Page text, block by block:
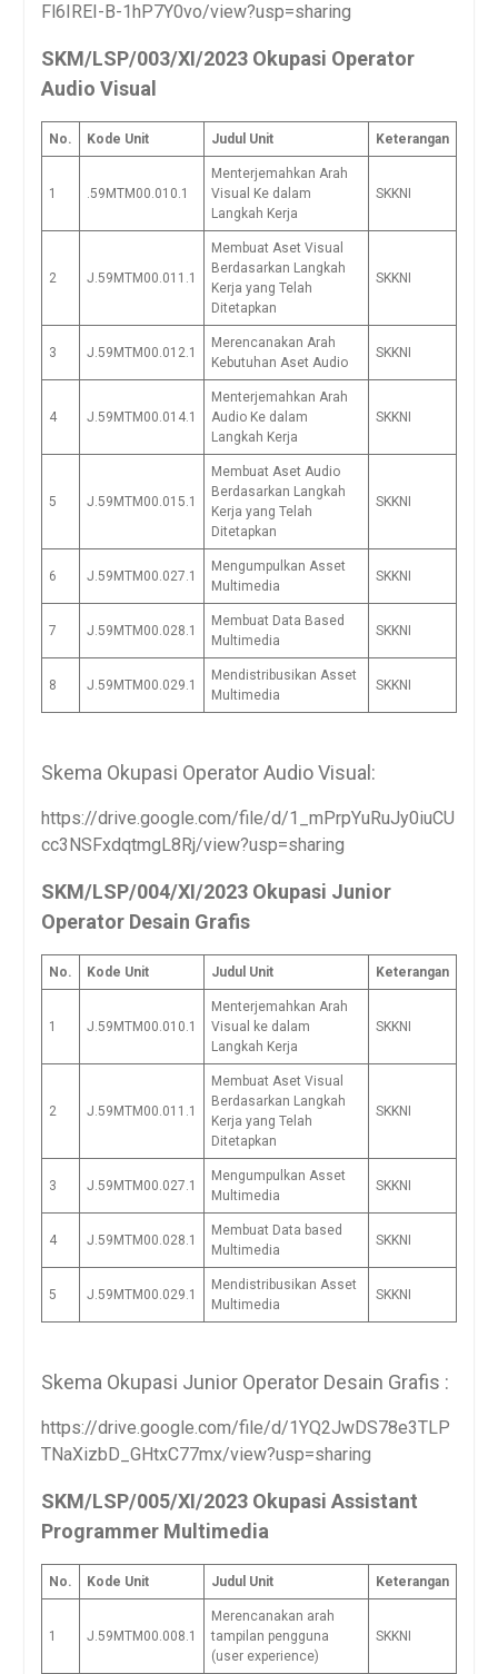
Fl6IREI-B-1hP7Y0vo/view?usp=sharing
SKM/LSP/003/XI/2023 Okupasi Operator
Audio Visual
No. Kode Unit Judul Unit Keterangan
1 .59MTM00.010.1
Menterjemahkan Arah
Visual Ke dalam
Langkah Kerja
SKKNI
2 J.59MTM00.011.1
Membuat Aset Visual
Berdasarkan Langkah
Kerja yang Telah
Ditetapkan
SKKNI
3 J.59MTM00.012.1
Merencanakan Arah
Kebutuhan Aset Audio
SKKNI
4 J.59MTM00.014.1
Menterjemahkan Arah
Audio Ke dalam
Langkah Kerja
SKKNI
5 J.59MTM00.015.1
Membuat Aset Audio
Berdasarkan Langkah
Kerja yang Telah
Ditetapkan
SKKNI
6 J.59MTM00.027.1
Mengumpulkan Asset
Multimedia
SKKNI
7 J.59MTM00.028.1
Membuat Data Based
Multimedia
SKKNI
8 J.59MTM00.029.1
Mendistribusikan Asset
Multimedia
SKKNI
Skema Okupasi Operator Audio Visual:
https://drive.google.com/file/d/1_mPrpYuRuJy0iuCU
cc3NSFxdqtmgL8Rj/view?usp=sharing
SKM/LSP/004/XI/2023 Okupasi Junior
Operator Desain Grafis
No. Kode Unit Judul Unit Keterangan
1 J.59MTM00.010.1
Menterjemahkan Arah
Visual ke dalam
Langkah Kerja
SKKNI
2 J.59MTM00.011.1
Membuat Aset Visual
Berdasarkan Langkah
Kerja yang Telah
Ditetapkan
SKKNI
3 J.59MTM00.027.1
Mengumpulkan Asset
Multimedia
SKKNI
4 J.59MTM00.028.1
Membuat Data based
Multimedia
SKKNI
5 J.59MTM00.029.1
Mendistribusikan Asset
Multimedia
SKKNI
Skema Okupasi Junior Operator Desain Grafis :
https://drive.google.com/file/d/1YQ2JwDS78e3TLP
TNaXizbD_GHtxC77mx/view?usp=sharing
SKM/LSP/005/XI/2023 Okupasi Assistant
Programmer Multimedia
No. Kode Unit Judul Unit Keterangan
1 J.59MTM00.008.1
Merencanakan arah
tampilan pengguna
(user experience)
SKKNI